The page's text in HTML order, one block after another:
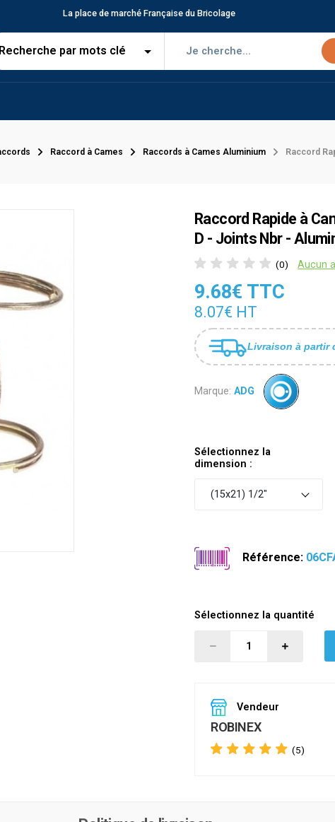
La place de marché Française du Bricolage
Raccord à Cames Raccords à Cames Aluminium Raccord
Raccord Rapide à
D - Joints Nbr -
(0) Aucun
9.68€ TTC
8.07€ HT
Livraison à partir
Marque: ADG
Sélectionnez la
dimension :
(15x21) 1/2"
Référence:
Sélectionnez la quantité
Vendeur
ROBINEX
(5)